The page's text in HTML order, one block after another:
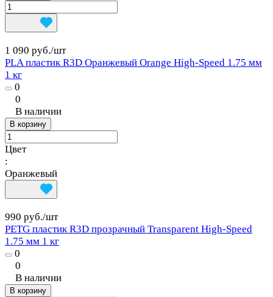
1 090 руб./шт
PLA пластик R3D Оранжевый Orange High-Speed 1.75 мм
1 кг
0
0
В наличии
В корзину
Цвет
:
Оранжевый
990 руб./шт
PETG пластик R3D прозрачный Transparent High-Speed
1.75 мм 1 кг
0
0
В наличии
В корзину